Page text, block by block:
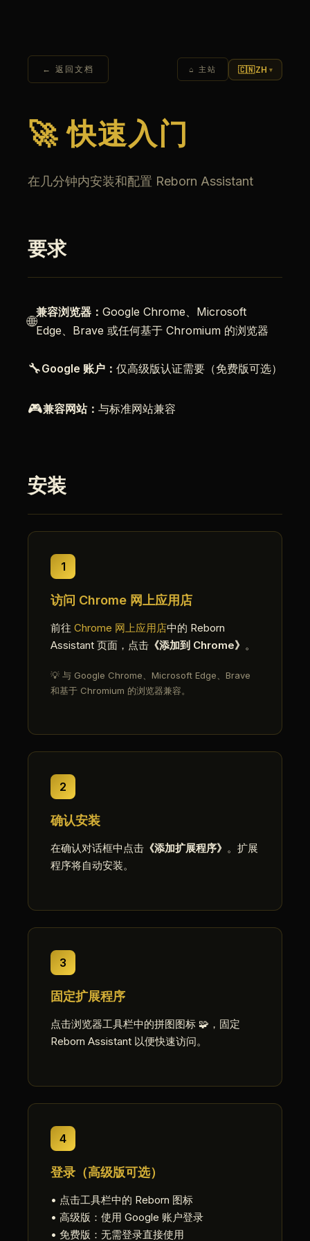
← 返回文档 ⌂ 主站 🇨🇳ZH ▾
🚀 快速入门
在几分钟内安装和配置 Reborn Assistant
要求
🌐
兼容浏览器： Google Chrome、Microsoft
Edge、Brave 或任何基于 Chromium 的浏览器
🔧Google 账户： 仅高级版认证需要（免费版可选）
🎮兼容网站： 与标准网站兼容
安装
1
访问 Chrome 网上应用店
前往 Chrome 网上应用店中的 Reborn
Assistant 页面，点击 《添加到 Chrome》 。
💡 与 Google Chrome、Microsoft Edge、Brave
和基于 Chromium 的浏览器兼容。
2
确认安装
在确认对话框中点击 《添加扩展程序》 。扩展
程序将自动安装。
3
固定扩展程序
点击浏览器工具栏中的拼图图标 🧩，固定
Reborn Assistant 以便快速访问。
4
登录（高级版可选）
• 点击工具栏中的 Reborn 图标
• 高级版：使用 Google 账户登录
• 免费版：无需登录直接使用